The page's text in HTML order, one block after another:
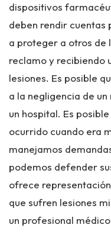
dispositivos
deben rendir cuentas
a proteger a otros de
reclamo y recibiendo
lesiones. Es posible
a la negligencia de
un hospital. Es
ocurrido cuando era
manejamos
podemos defender
ofrece
que sufren lesiones
un profesional